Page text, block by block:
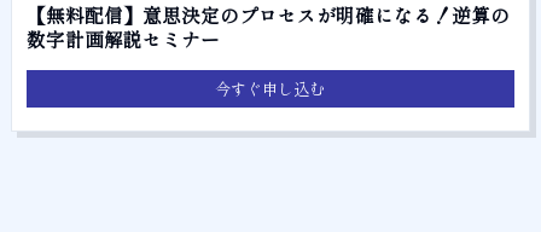
【無料配信】意思決定のプロセスが明確になる！逆算の
数字計画解説セミナー
今すぐ申し込む